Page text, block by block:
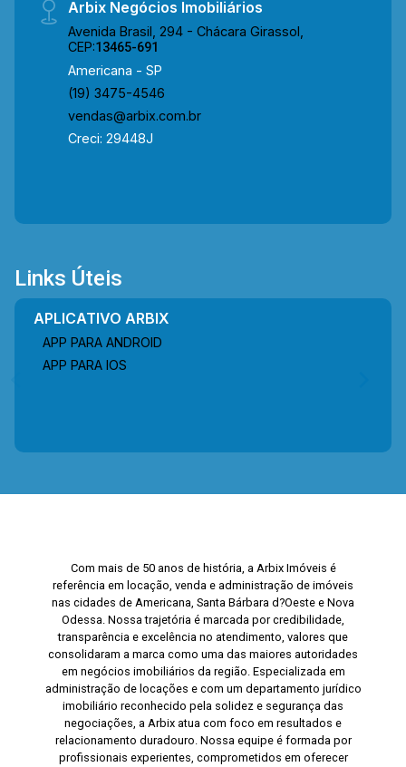
contato com a equipe da Arbix Imóveis e
agende a sua visita!! WhatsApp e Telefone: (19)
3475-4546 ARBIX IMÓVEIS - Presente em cada
mudança!
Arbix Negócios Imobiliários
Avenida Brasil, 294 - Chácara Girassol,
CEP:13465-691
Americana - SP
(19) 3475-4546
vendas@arbix.com.br
Creci: 29448J
Links Úteis
APLICATIVO ARBIX
APP PARA ANDROID
APP PARA IOS
Com mais de 50 anos de história, a Arbix Imóveis é
referência em locação, venda e administração de imóveis
nas cidades de Americana, Santa Bárbara d?Oeste e Nova
Odessa. Nossa trajetória é marcada por credibilidade,
transparência e excelência no atendimento, valores que
consolidaram a marca como uma das maiores autoridades
em negócios imobiliários da região. Especializada em
administração de locações e com um departamento jurídico
imobiliário reconhecido pela solidez e segurança das
negociações, a Arbix atua com foco em resultados e
relacionamento duradouro. Nossa equipe é formada por
profissionais experientes, comprometidos em oferecer